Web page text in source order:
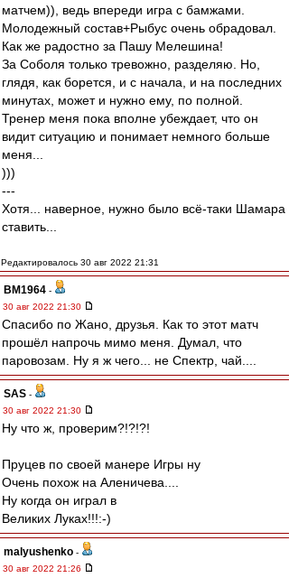
матчем)), ведь впереди игра с бамжами.
Молодежный состав+Рыбус очень обрадовал.
Как же радостно за Пашу Мелешина!
За Соболя только тревожно, разделяю. Но,
глядя, как борется, и с начала, и на последних
минутах, может и нужно ему, по полной.
Тренер меня пока вполне убеждает, что он
видит ситуацию и понимает немного больше
меня...
)))
---
Хотя... наверное, нужно было всё-таки Шамара
ставить...
Редактировалось 30 авг 2022 21:31
BM1964 -
30 авг 2022 21:30
Спасибо по Жано, друзья. Как то этот матч
прошёл напрочь мимо меня. Думал, что
паровозам. Ну я ж чего... не Спектр, чай....
SAS -
30 авг 2022 21:30
Ну что ж, проверим?!?!?!
Пруцев по своей манере Игры ну
Очень похож на Аленичева....
Ну когда он играл в
Великих Луках!!!:-)
malyushenko -
30 авг 2022 21:26